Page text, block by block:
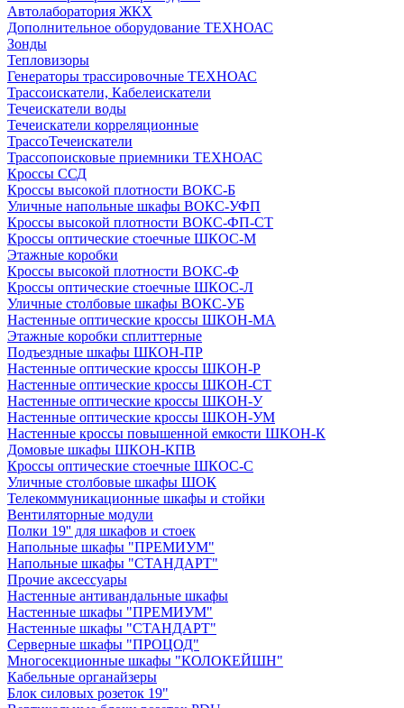
Автолаборатория ЖКХ
Дополнительное оборудование ТЕХНОАС
Зонды
Тепловизоры
Генераторы трассировочные ТЕХНОАС
Трассоискатели, Кабелеискатели
Течеискатели воды
Течеискатели корреляционные
ТрассоТечеискатели
Трассопоисковые приемники ТЕХНОАС
Кроссы ССД
Кроссы высокой плотности ВОКС-Б
Уличные напольные шкафы ВОКС-УФП
Кроссы высокой плотности ВОКС-ФП-СТ
Кроссы оптические стоечные ШКОС-М
Этажные коробки
Кроссы высокой плотности ВОКС-Ф
Кроссы оптические стоечные ШКОС-Л
Уличные столбовые шкафы ВОКС-УБ
Настенные оптические кроссы ШКОН-МА
Этажные коробки сплиттерные
Подъездные шкафы ШКОН-ПР
Настенные оптические кроссы ШКОН-Р
Настенные оптические кроссы ШКОН-СТ
Настенные оптические кроссы ШКОН-У
Настенные оптические кроссы ШКОН-УМ
Настенные кроссы повышенной емкости ШКОН-К
Домовые шкафы ШКОН-КПВ
Кроссы оптические стоечные ШКОС-С
Уличные столбовые шкафы ШОК
Телекоммуникационные шкафы и стойки
Вентиляторные модули
Полки 19'' для шкафов и стоек
Напольные шкафы "ПРЕМИУМ"
Напольные шкафы "СТАНДАРТ"
Прочие аксессуары
Настенные антивандальные шкафы
Настенные шкафы "ПРЕМИУМ"
Настенные шкафы "СТАНДАРТ"
Серверные шкафы "ПРОЦОД"
Многосекционные шкафы "КОЛОКЕЙШН"
Кабельные органайзеры
Блок силовых розеток 19"